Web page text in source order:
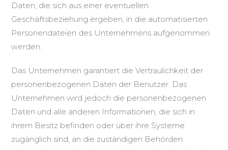
Daten, die sich aus einer eventuellen
Geschäftsbeziehung ergeben, in die automatisierten
Personendateien des Unternehmens aufgenommen
werden.
Das Unternehmen garantiert die Vertraulichkeit der
personenbezogenen Daten der Benutzer. Das
Unternehmen wird jedoch die personenbezogenen
Daten und alle anderen Informationen, die sich in
ihrem Besitz befinden oder über ihre Systeme
zugänglich sind, an die zuständigen Behörden